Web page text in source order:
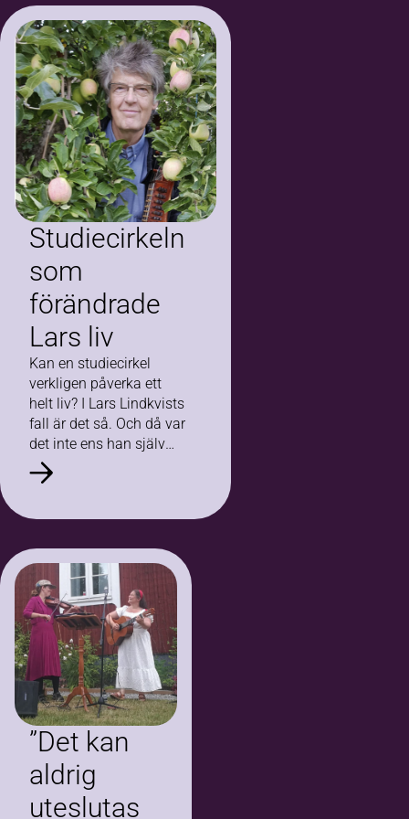
Studiecirkeln
som
förändrade
Lars liv
Kan en studiecirkel
verkligen påverka ett
helt liv? I Lars Lindkvists
fall är det så. Och då var
det inte ens han själv
som gick studiecirkeln –
det var hans…
”Det kan
aldrig
uteslutas